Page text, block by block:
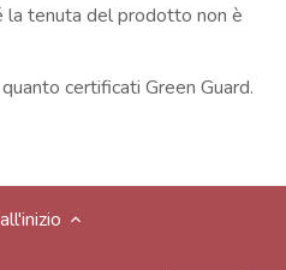
la tenuta del prodotto non è
certificati Green Guard.